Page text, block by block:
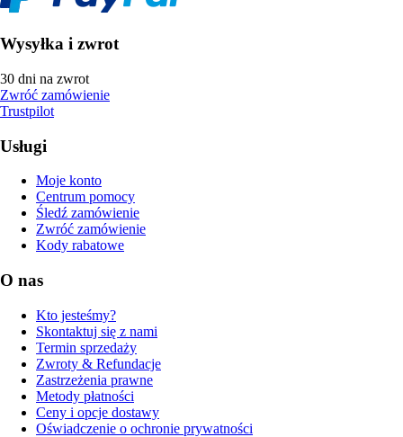
Wysyłka i zwrot
30 dni na zwrot
Zwróć zamówienie
Trustpilot
Usługi
Moje konto
Centrum pomocy
Śledź zamówienie
Zwróć zamówienie
Kody rabatowe
O nas
Kto jesteśmy?
Skontaktuj się z nami
Termin sprzedaży
Zwroty & Refundacje
Zastrzeżenia prawne
Metody płatności
Ceny i opcje dostawy
Oświadczenie o ochronie prywatności